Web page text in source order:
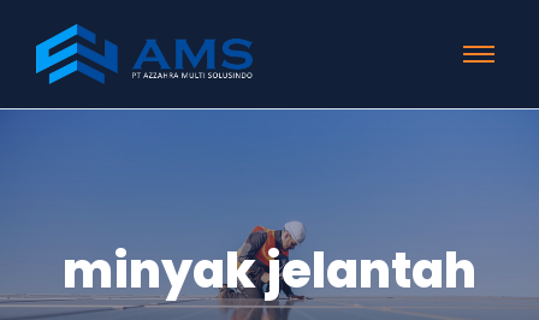
minyak jelantah